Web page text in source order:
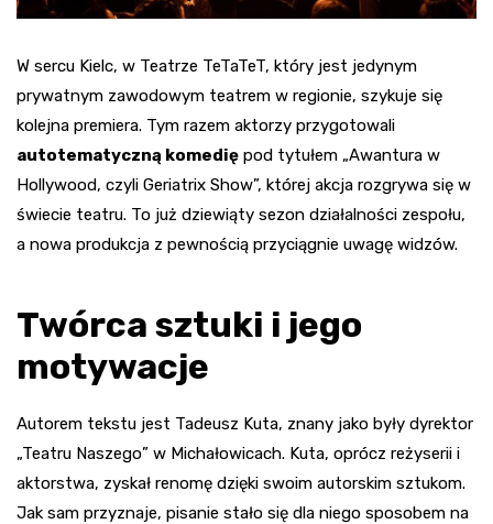
W sercu Kielc, w Teatrze TeTaTeT, który jest jedynym
prywatnym zawodowym teatrem w regionie, szykuje się
kolejna premiera. Tym razem aktorzy przygotowali
autotematyczną komedię pod tytułem „Awantura w
Hollywood, czyli Geriatrix Show”, której akcja rozgrywa się w
świecie teatru. To już dziewiąty sezon działalności zespołu,
a nowa produkcja z pewnością przyciągnie uwagę widzów.
Twórca sztuki i jego
motywacje
Autorem tekstu jest Tadeusz Kuta, znany jako były dyrektor
„Teatru Naszego” w Michałowicach. Kuta, oprócz reżyserii i
aktorstwa, zyskał renomę dzięki swoim autorskim sztukom.
Jak sam przyznaje, pisanie stało się dla niego sposobem na